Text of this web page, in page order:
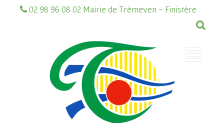
02 98 96 08 02 Mairie de Trémeven - Finistère